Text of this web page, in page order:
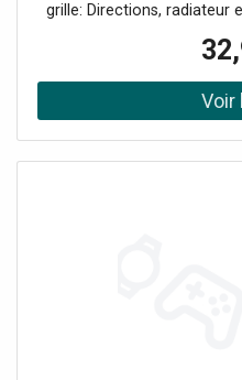
grille: Directions, radiateur
connexion rapide sur une
berceau ; l'assemblage
particulier est apporté
obtenir une plus grande
adaptation d'impédance